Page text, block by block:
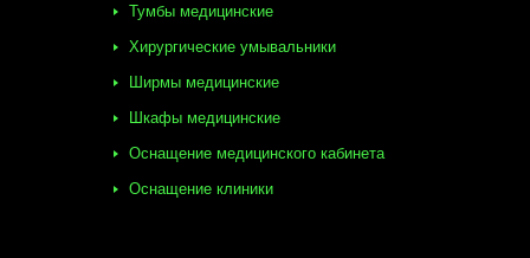
Тумбы медицинские
Хирургические умывальники
Ширмы медицинские
Шкафы медицинские
Оснащение медицинского кабинета
Оснащение клиники